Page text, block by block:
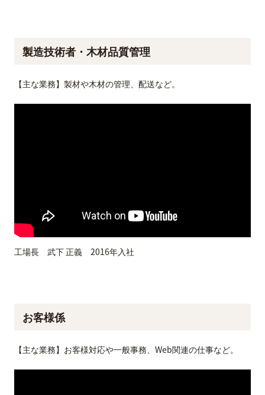
製造技術者・木材品質管理
【主な業務】製材や木材の管理、配送など。
工場長 武下 正義 2016年入社
お客様係
【主な業務】お客様対応や一般事務、Web関連の仕事など。